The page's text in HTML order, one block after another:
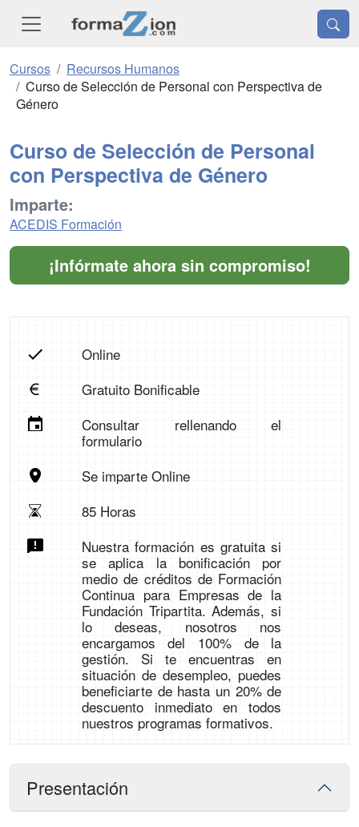
Cursos
Recursos Humanos
Curso de Selección de Personal con Perspectiva de
Género
Curso de Selección de Personal
con Perspectiva de Género
Imparte:
ACEDIS Formación
¡Infórmate ahora sin compromiso!
Online
Gratuito Bonificable
Consultar rellenando el
formulario
Se imparte Online
85 Horas
Nuestra formación es gratuita si
se aplica la bonificación por
medio de créditos de Formación
Continua para Empresas de la
Fundación Tripartita. Además, si
lo deseas, nosotros nos
encargamos del 100% de la
gestión. Si te encuentras en
situación de desempleo, puedes
beneficiarte de hasta un 20% de
descuento inmediato en todos
nuestros programas formativos.
Presentación